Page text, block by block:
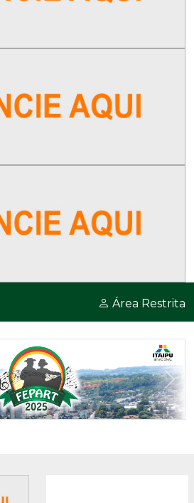
Área Restrita